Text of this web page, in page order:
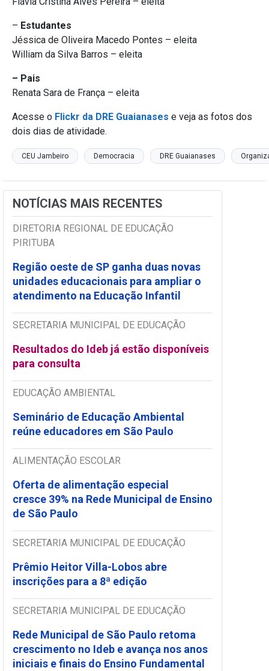
– Estudantes
Jéssica de Oliveira Macedo Pontes – eleita
William da Silva Barros – eleita
– Pais
Renata Sara de França – eleita
Acesse o Flickr da DRE Guaianases e veja as fotos dos
dois dias de atividade.
CEU Jambeiro Democracia DRE Guaianases
NOTÍCIAS MAIS RECENTES
DIRETORIA REGIONAL DE EDUCAÇÃO
PIRITUBA
Região oeste de SP ganha duas novas
unidades educacionais para ampliar o
atendimento na Educação Infantil
SECRETARIA MUNICIPAL DE EDUCAÇÃO
Resultados do Ideb já estão disponíveis
para consulta
EDUCAÇÃO AMBIENTAL
Seminário de Educação Ambiental
reúne educadores em São Paulo
ALIMENTAÇÃO ESCOLAR
Oferta de alimentação especial
cresce 39% na Rede Municipal de Ensino
de São Paulo
SECRETARIA MUNICIPAL DE EDUCAÇÃO
Prêmio Heitor Villa-Lobos abre
inscrições para a 8ª edição
SECRETARIA MUNICIPAL DE EDUCAÇÃO
Rede Municipal de São Paulo retoma
crescimento no Ideb e avança nos anos
iniciais e finais do Ensino Fundamental